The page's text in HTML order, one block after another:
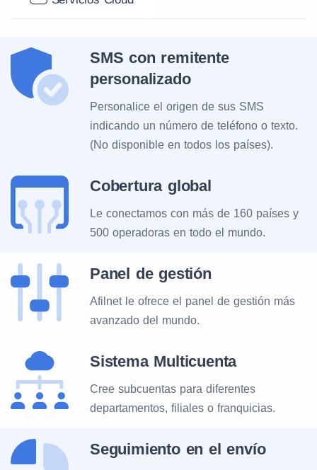
SMS con remitente
personalizado
Personalice el origen de sus SMS
indicando un número de teléfono o texto.
(No disponible en todos los países).
Cobertura global
Le conectamos con más de 160 países y
500 operadoras en todo el mundo.
Panel de gestión
Afilnet le ofrece el panel de gestión más
avanzado del mundo.
Sistema Multicuenta
Cree subcuentas para diferentes
departamentos, filiales o franquicias.
Seguimiento en el envío